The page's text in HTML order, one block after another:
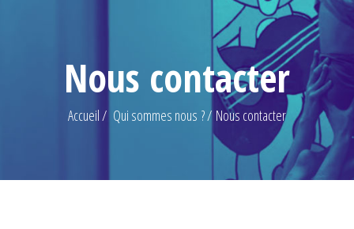
Nous contacter
Accueil Qui sommes nous ? Nous contacter